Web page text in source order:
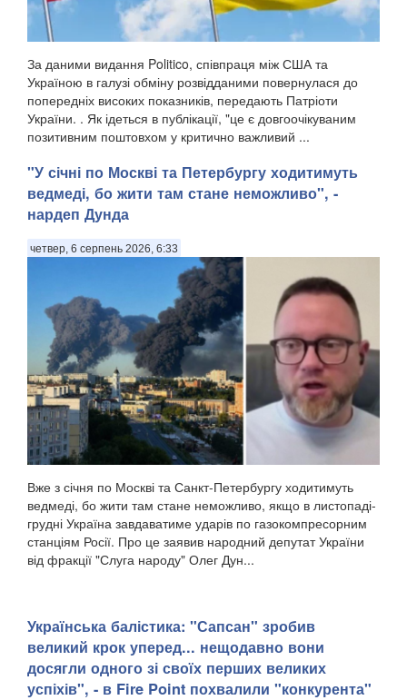
За даними видання Politico, співпраця між США та
Україною в галузі обміну розвідданими повернулася до
попередніх високих показників, передають Патріоти
України. . Як ідеться в публікації, "це є довгоочікуваним
позитивним поштовхом у критично важливий ...
"У січні по Москві та Петербургу ходитимуть
ведмеді, бо жити там стане неможливо", -
нардеп Дунда
четвер, 6 серпень 2026, 6:33
Вже з січня по Москві та Санкт-Петербургу ходитимуть
ведмеді, бо жити там стане неможливо, якщо в листопаді-
грудні Україна завдаватиме ударів по газокомпресорним
станціям Росії. Про це заявив народний депутат України
від фракції "Слуга народу" Олег Дун...
​Українська балістика: "Сапсан" зробив
великий крок уперед... нещодавно вони
досягли одного зі своїх перших великих
успіхів", - в Fire Point похвалили "конкурента"